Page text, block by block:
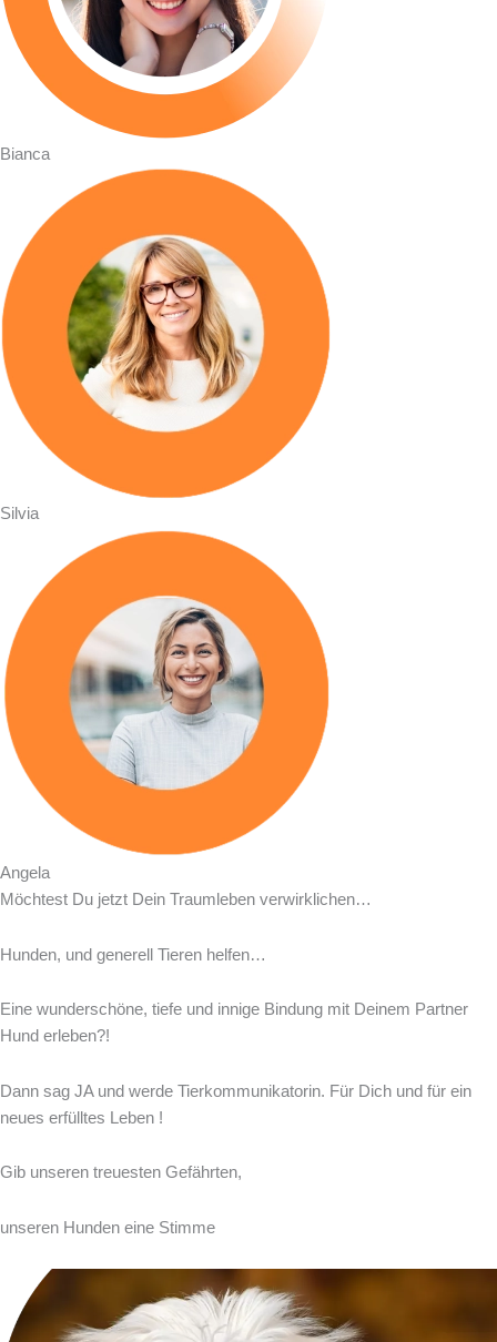
Bianca
Silvia
Angela
Möchtest Du jetzt Dein Traumleben verwirklichen…
Hunden, und generell Tieren helfen…
Eine wunderschöne, tiefe und innige Bindung mit Deinem Partner
Hund erleben?!
Dann sag JA und werde Tierkommunikatorin. Für Dich und für ein
neues erfülltes Leben !
Gib unseren treuesten Gefährten,
unseren Hunden eine Stimme